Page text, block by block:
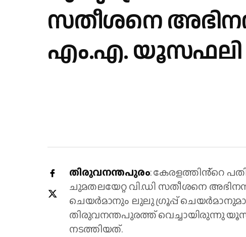
സതീശനെ
എം.എ. യൂസഫലി
തിരുവനന്തപുരം: കേരളത്തിൻ്റെ
ചുമതലയേറ്റ വി.ഡി സതീശനെ
ചെയർമാനും ലുലു ഗ്രൂപ്പ്
തിരുവനന്തപുരത്ത് വെച്ചായിരുന്നു
നടത്തിയത്.